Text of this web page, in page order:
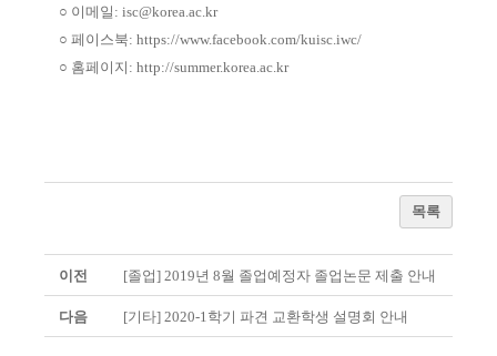
○ 이메일 : isc@korea.ac.kr
○ 페이스북: https://www.facebook.com/kuisc.iwc/
○ 홈페이지 : http://summer.korea.ac.kr
목록
이전 [졸업] 2019년 8월 졸업예정자 졸업논문 제출 안내
다음 [기타] 2020-1학기 파견 교환학생 설명회 안내